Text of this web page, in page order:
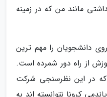
مانند من که در زمینه
دانشجویان را مهم ترین
از راه دور شمرده است.
که در این نظرسنجی شرکت
کرونا نتوانسته اند به